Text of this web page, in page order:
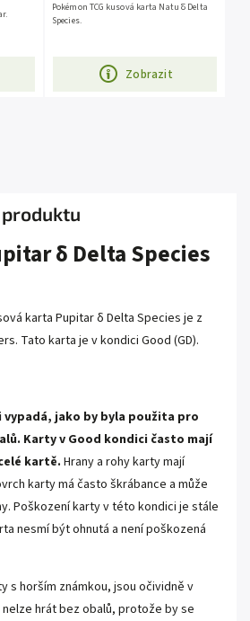
Zobrazit
Pokémon TCG kusová karta Natu δ Delta
Species.
δ Delta Species
karta Pupitar δ Delta Species je z
Tato karta je v kondici Good (GD).
jako by byla použita pro
Karty v Good kondici často mají
kartě. Hrany a rohy karty mají
karty má často škrábance a může
Poškození karty v této kondici je stále
nesmí být ohnutá a není poškozená
s horším známkou, jsou očividně v
hrát bez obalů, protože by se